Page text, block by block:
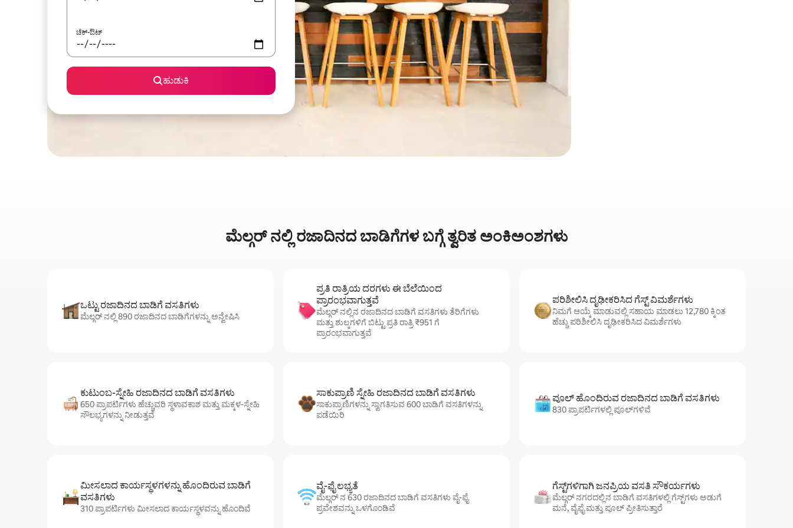
ಚೆಕ್-ಔಟ್
ಹುಡುಕಿ
ಮೆಲ್ಗರ್ ನಲ್ಲಿ ರಜಾದಿನದ ಬಾಡಿಗೆಗಳ ಬಗ್ಗೆ ತ್ವರಿತ ಅಂಕಿಅಂಶಗಳು
ಒಟ್ಟು ರಜಾದಿನದ ಬಾಡಿಗೆ ವಸತಿಗಳು
ಮೆಲ್ಗರ್ ನಲ್ಲಿ 890 ರಜಾದಿನದ ಬಾಡಿಗೆಗಳನ್ನು ಅನ್ವೇಷಿಸಿ
ಪ್ರತಿ ರಾತ್ರಿಯ ದರಗಳು ಈ ಬೆಲೆಯಿಂದ
ಪ್ರಾರಂಭವಾಗುತ್ತವೆ
ಮೆಲ್ಗರ್ ನಲ್ಲಿನ ರಜಾದಿನದ ಬಾಡಿಗೆ ವಸತಿಗಳು ತೆರಿಗೆಗಳು
ಮತ್ತು ಶುಲ್ಕಗಳಿಗೆ ಬಿಟ್ಟು ಪ್ರತಿ ರಾತ್ರಿ ₹951 ಗೆ
ಪ್ರಾರಂಭವಾಗುತ್ತವೆ
ಪರಿಶೀಲಿಸಿ ದೃಢೀಕರಿಸಿದ ಗೆಸ್ಟ್ ವಿಮರ್ಶೆಗಳು
ನಿಮಗೆ ಆಯ್ಕೆ ಮಾಡುವಲ್ಲಿ ಸಹಾಯ ಮಾಡಲು 12,780 ಕ್ಕಿಂತ
ಹೆಚ್ಚು ಪರಿಶೀಲಿಸಿ ದೃಢೀಕರಿಸಿದ ವಿಮರ್ಶೆಗಳು
ಕುಟುಂಬ-ಸ್ನೇಹಿ ರಜಾದಿನದ ಬಾಡಿಗೆ ವಸತಿಗಳು
650 ಪ್ರಾಪರ್ಟಿಗಳು ಹೆಚ್ಚುವರಿ ಸ್ಥಳಾವಕಾಶ ಮತ್ತು ಮಕ್ಕಳ-ಸ್ನೇಹಿ
ಸೌಲಭ್ಯಗಳನ್ನು ನೀಡುತ್ತವೆ
ಸಾಕುಪ್ರಾಣಿ ಸ್ನೇಹಿ ರಜಾದಿನದ ಬಾಡಿಗೆ ವಸತಿಗಳು
ಸಾಕುಪ್ರಾಣಿಗಳನ್ನು ಸ್ವಾಗತಿಸುವ 600 ಬಾಡಿಗೆ ವಸತಿಗಳನ್ನು
ಪಡೆಯಿರಿ
ಪೂಲ್ ಹೊಂದಿರುವ ರಜಾದಿನದ ಬಾಡಿಗೆ ವಸತಿಗಳು
830 ಪ್ರಾಪರ್ಟಿಗಳಲ್ಲಿ ಪೂಲ್‌‌‌‌‌‌‌‌‌ಗಳಿವೆ
ಮೀಸಲಾದ ಕಾರ್ಯಸ್ಥಳಗಳನ್ನು ಹೊಂದಿರುವ ಬಾಡಿಗೆ
ವಸತಿಗಳು
310 ಪ್ರಾಪರ್ಟಿಗಳು ಮೀಸಲಾದ ಕಾರ್ಯಸ್ಥಳವನ್ನು ಹೊಂದಿವೆ
ವೈ-ಫೈ ಲಭ್ಯತೆ
ಮೆಲ್ಗರ್ ನ 630 ರಜಾದಿನದ ಬಾಡಿಗೆ ವಸತಿಗಳು ವೈ-ಫೈ
ಪ್ರವೇಶವನ್ನು ಒಳಗೊಂಡಿವೆ
ಗೆಸ್ಟ್‌ಗಳಿಗಾಗಿ ಜನಪ್ರಿಯ ವಸತಿ ಸೌಕರ್ಯಗಳು
ಮೆಲ್ಗರ್ ನಗರದಲ್ಲಿನ ಬಾಡಿಗೆ ವಸತಿಗಳಲ್ಲಿ ಗೆಸ್ಟ್‌ಗಳು ಅಡುಗೆ
ಮನೆ, ವೈಫೈ ಮತ್ತು ಪೂಲ್ ಪ್ರೀತಿಸುತ್ತಾರೆ